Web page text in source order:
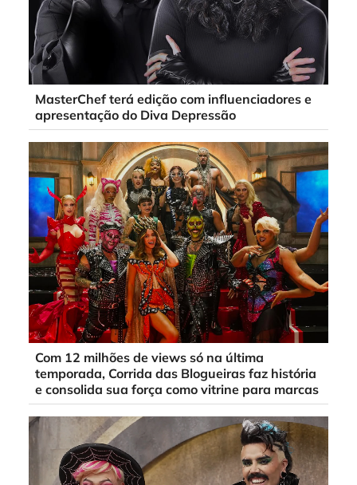
MasterChef terá edição com influenciadores e
apresentação do Diva Depressão
Com 12 milhões de views só na última
temporada, Corrida das Blogueiras faz história
e consolida sua força como vitrine para marcas